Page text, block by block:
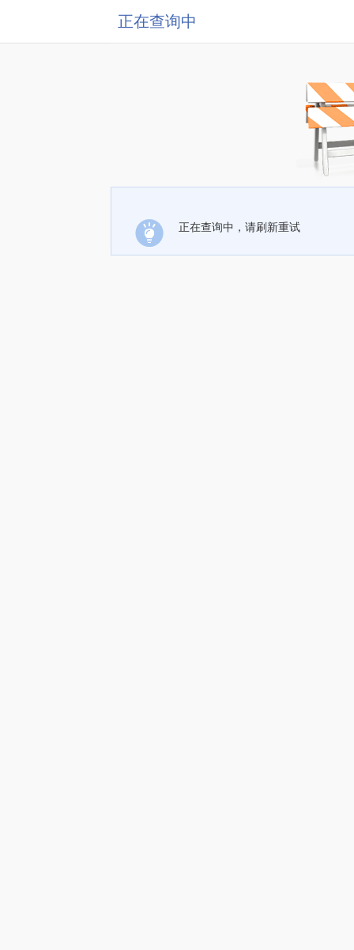
正在查询中
正在查询中，请刷新重试